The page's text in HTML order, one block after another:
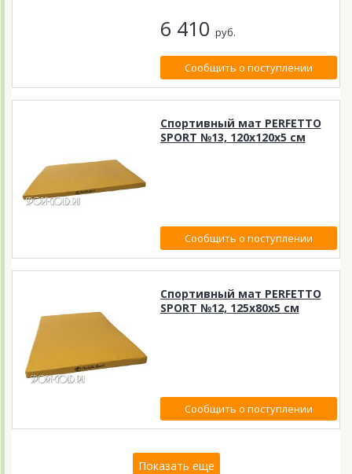
6 410 руб.
Сообщить о поступлении
Спортивный мат PERFETTO
SPORT №13, 120х120х5 см
Сообщить о поступлении
Спортивный мат PERFETTO
SPORT №12, 125х80х5 см
Сообщить о поступлении
Показать еще